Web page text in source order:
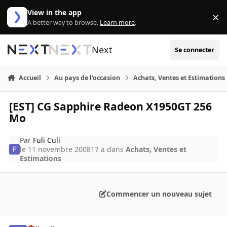
Aller au contenu
View in the app
A better way to browse. Learn more. ×
Next Se connecter
Accueil Au pays de l'occasion Achats, Ventes et Estimations
[EST] CG Sapphire Radeon X1950GT 256
Mo
Par Fuli Culi
le 11 novembre 200817 a dansAchats, Ventes et
Estimations
Commencer un nouveau sujet